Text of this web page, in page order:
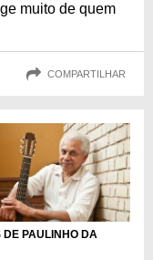
muito de quem
COMPARTILHAR
DE PAULINHO DA